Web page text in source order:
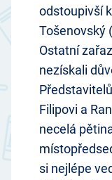
odstoupivší
Tošenovský
Ostatní
nezískali
Filipovi a
necelá
si nejlépe